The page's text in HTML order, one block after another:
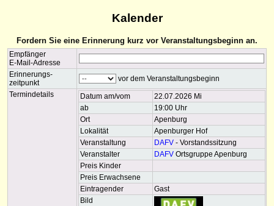
Kalender
Fordern Sie eine Erinnerung kurz vor Veranstaltungsbeginn an.
Empfänger
E-Mail-Adresse
Erinnerungs-
zeitpunkt
vor dem Veranstaltungsbeginn
Termindetails
Datum am/vom
22.07.2026 Mi
ab
19:00 Uhr
Ort
Apenburg
Lokalität
Apenburger Hof
Veranstaltung
DAFV - Vorstandssitzung
Veranstalter
DAFV Ortsgruppe Apenburg
Preis Kinder
Preis Erwachsene
Eintragender
Gast
Bild